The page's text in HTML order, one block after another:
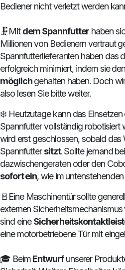
Bediener nicht verletzt werden
🗜️Mitdem Spannfutter haben
Millionen von Bedienern vertraut
Spannfutterlieferanten haben das
erfolgreich minimiert, indem sie den
möglichgehalten haben. Doch
also lesen Sie bitte weiter.
❄️ Heutzutage kann das Einsetzen
Spannfutter vollständig robotisiert
wird erst geschlossen, sobald das
Spannfuttersitzt. Sollte jemand
dazwischengeraten oder den
sofort ein, wie im
🚪Eine Maschinentür sollte
externen
sind eine
eine motorbetriebene Tür mit
🎓 BeimEntwurfunserer